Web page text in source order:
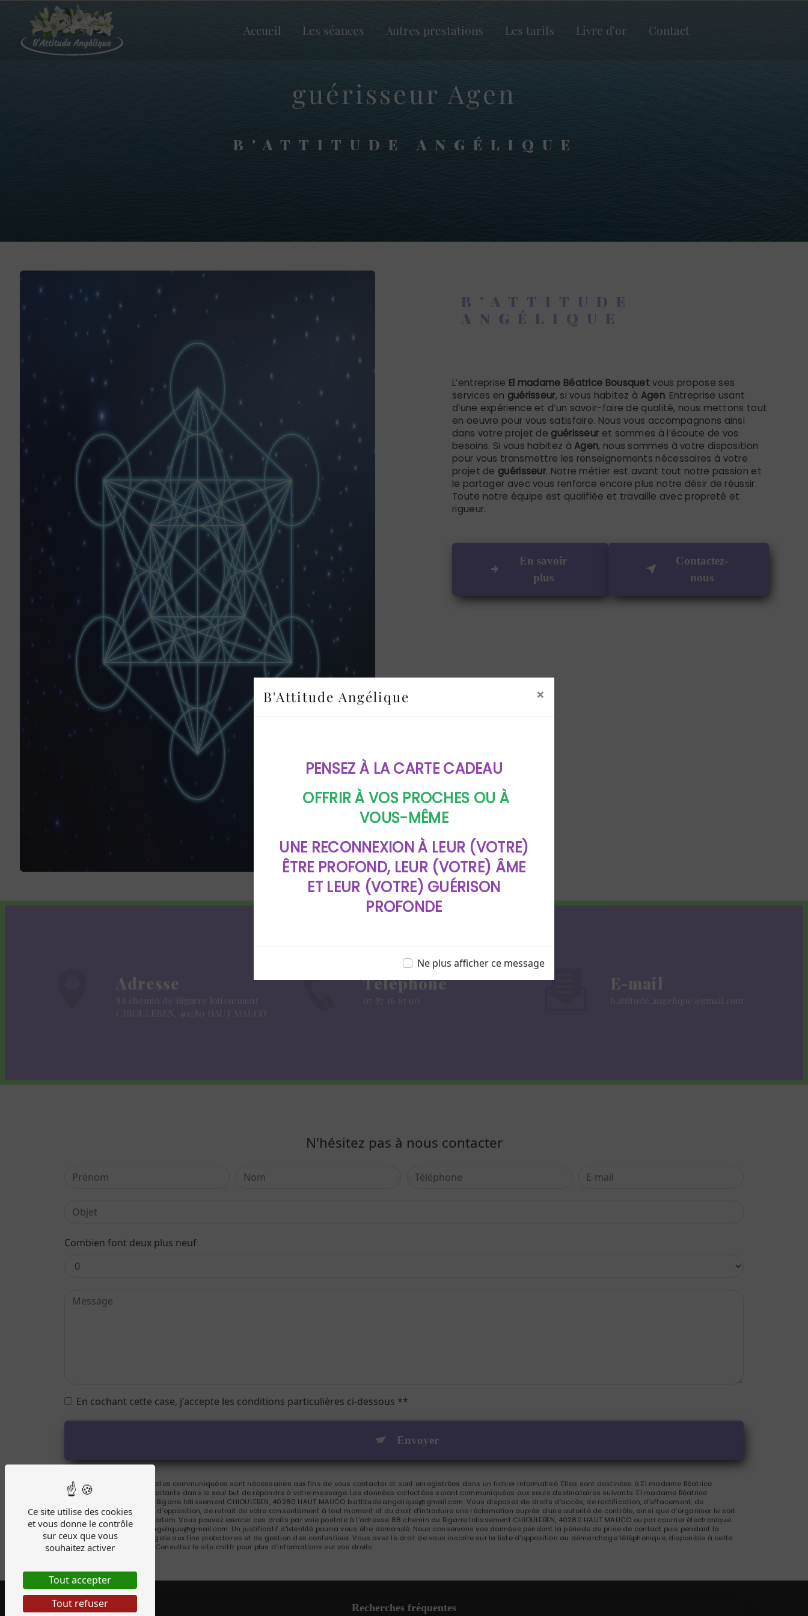
B'Attitude Angélique ×
PENSEZ À LA CARTE CADEAU
OFFRIR À VOS PROCHES OU À
VOUS-MÊME
UNE RECONNEXION À LEUR (VOTRE)
ÊTRE PROFOND, LEUR (VOTRE) ÂME
ET LEUR (VOTRE) GUÉRISON
PROFONDE
Ne plus afficher ce message
Accueil Les séances Autres prestations Les tarifs Livre d'or Contact
guérisseur Agen
B'ATTITUDE ANGÉLIQUE
B'ATTITUDE
ANGÉLIQUE
L’entreprise El madame Béatrice Bousquetvous propose ses
services en guérisseur, si vous habitez à Agen. Entreprise usant
d’une expérience et d’un savoir-faire de qualité, nous mettons tout
en oeuvre pour vous satisfaire. Nous vous accompagnons ainsi
dans votre projet de guérisseur et sommes à l’écoute de vos
besoins. Si vous habitez àAgen, nous sommes à votre disposition
pour vous transmettre les renseignements nécessaires à votre
projet de guérisseur. Notre métier est avant tout notre passion et
le partager avec vous renforce encore plus notre désir de réussir.
Toute notre équipe est qualifiée et travaille avec propreté et
rigueur.
En savoir
plus
Contactez-
nous
Adresse
88 chemin de Bigarre lotissement
CHIOULEBEN, 40280 HAUT MAUCO
Téléphone
07 87 16 67 90
E-mail
b.attitude.angelique@gmail.com
N'hésitez pas à nous contacter
Combien font deux plus neuf
En cochant cette case, j'accepte les conditions particulières ci-dessous **
Envoyer
** Les données personnelles communiquées sont nécessaires aux fins de vous contacter et sont enregistrées dans un fichier informatisé. Elles sont destinées à El madame Béatrice
Bousquet et ses sous-traitants dans le seul but de répondre à votre message. Les données collectées seront communiquées aux seuls destinataires suivants: El madame Béatrice
Bousquet 88 chemin de Bigarre lotissement CHIOULEBEN, 40280 HAUT MAUCO b.attitude.angelique@gmail.com. Vous disposez de droits d’accès, de rectification, d’effacement, de
portabilité, de limitation, d’opposition, de retrait de votre consentement à tout moment et du droit d’introduire une réclamation auprès d’une autorité de contrôle, ainsi que d’organiser le sort
de vos données post-mortem. Vous pouvez exercer ces droits par voie postale à l'adresse 88 chemin de Bigarre lotissement CHIOULEBEN, 40280 HAUT MAUCO ou par courrier électronique
à l'adresse b.attitude.angelique@gmail.com. Un justificatif d'identité pourra vous être demandé. Nous conservons vos données pendant la période de prise de contact puis pendant la
durée de prescription légale aux fins probatoires et de gestion des contentieux. Vous avez le droit de vous inscrire sur la liste d'opposition au démarchage téléphonique, disponible à cette
adresse:Bloctel.gouv.fr . Consultez le site cnil.fr pour plus d’informations sur vos droits.
Recherches fréquentes
Panneau de gestion des cookies
Ce site utilise des cookies
et vous donne le contrôle
sur ceux que vous
souhaitez activer
Tout accepter
Tout refuser